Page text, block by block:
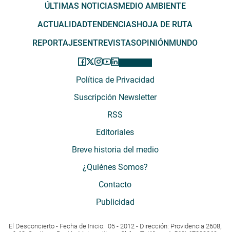
ÚLTIMAS NOTICIASMEDIO AMBIENTE
ACTUALIDADTENDENCIASHOJA DE RUTA
REPORTAJESENTREVISTASOPINIÓNMUNDO
Política de Privacidad
Suscripción Newsletter
RSS
Editoriales
Breve historia del medio
¿Quiénes Somos?
Contacto
Publicidad
El Desconcierto - Fecha de Inicio: 05 - 2012 - Dirección: Providencia 2608,